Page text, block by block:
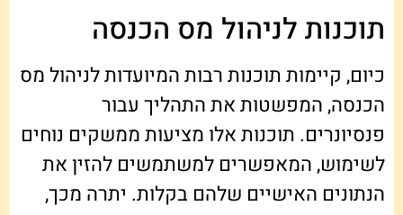
תוכנות לניהול מס הכנסה
כיום, קיימות תוכנות רבות המיועדות לניהול מס
הכנסה, המפשטות את התהליך עבור
פנסיונרים. תוכנות אלו מציעות ממשקים נוחים
לשימוש, המאפשרים למשתמשים להזין את
הנתונים האישיים שלהם בקלות. יתרה מכך,